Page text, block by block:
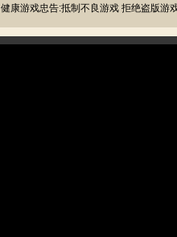
健康游戏忠告:抵制不良游戏 拒绝盗版游